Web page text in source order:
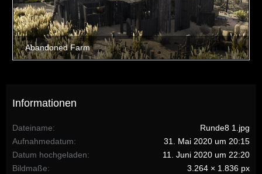
Informationen
Dateiname
Runde8 1.jpg
Aufnahmedatum
31. Mai 2020 um 20:15
Datum hochgeladen
11. Juni 2020 um 22:20
Bildmaße
3.264 × 1.836 px